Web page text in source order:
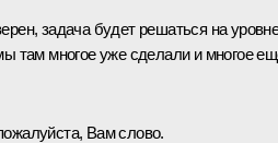
задача будет решаться на
там многое уже сделали и многое
Вам слово.